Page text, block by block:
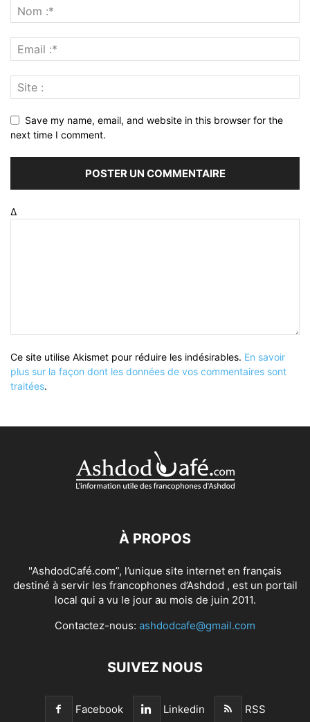
Save my name, email, and website in this browser for the
next time I comment.
Δ
Ce site utilise Akismet pour réduire les indésirables. En savoir
plus sur la façon dont les données de vos commentaires sont
traitées.
À PROPOS
"AshdodCafé.com”, l’unique site internet en français
destiné à servir les francophones d’Ashdod , est un portail
local qui a vu le jour au mois de juin 2011.
Contactez-nous: ashdodcafe@gmail.com
SUIVEZ NOUS
Facebook Linkedin RSS